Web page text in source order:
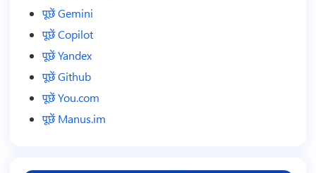
पूछें Gemini
पूछें Copilot
पूछें Yandex
पूछें Github
पूछें You.com
पूछें Manus.im